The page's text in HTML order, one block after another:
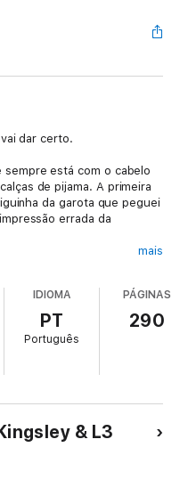
dar certo.
sempre está com o cabelo
de pijama. A primeira
da garota que peguei
errada da
uma noite que elas jamais
caio fora.
minhas razões, só que
com quem posso
e Kendra não é uma
ela dormindo no quarto ao
mais
IDIOMA
PT
Português
PÁGINAS
290
& L3